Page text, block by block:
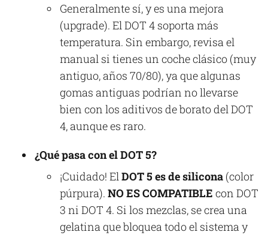
Generalmente sí, y es una mejora
(upgrade). El DOT 4 soporta más
temperatura. Sin embargo, revisa el
manual si tienes un coche clásico (muy
antiguo, años 70/80), ya que algunas
gomas antiguas podrían no llevarse
bien con los aditivos de borato del DOT
4, aunque es raro.
¿Qué pasa con el DOT 5?
¡Cuidado! El DOT 5 es de silicona (color
púrpura). NO ES COMPATIBLE con DOT
3 ni DOT 4. Si los mezclas, se crea una
gelatina que bloquea todo el sistema y